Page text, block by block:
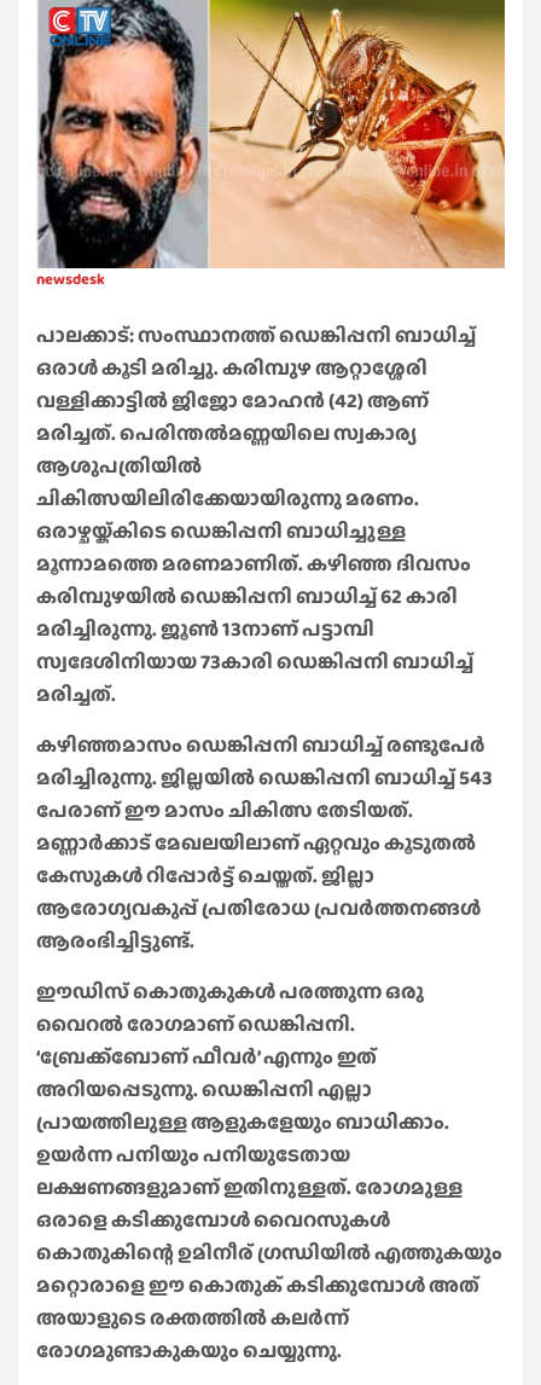
newsdesk
പാലക്കാട്: സംസ്ഥാനത്ത് ഡെങ്കിപ്പനി ബാധിച്ച്
ഒരാള്‍ കൂടി മരിച്ചു. കരിമ്പുഴ ആറ്റാശ്ശേരി
വള്ളിക്കാട്ടില്‍ ജിജോ മോഹന്‍ (42) ആണ്
മരിച്ചത്. പെരിന്തല്‍മണ്ണയിലെ സ്വകാര്യ
ആശുപത്രിയില്‍
ചികിത്സയിലിരിക്കേയായിരുന്നു മരണം.
ഒരാഴ്ചയ്ക്കിടെ ഡെങ്കിപ്പനി ബാധിച്ചുള്ള
മൂന്നാമത്തെ മരണമാണിത്. കഴിഞ്ഞ ദിവസം
കരിമ്പുഴയില്‍ ഡെങ്കിപ്പനി ബാധിച്ച് 62 കാരി
മരിച്ചിരുന്നു. ജൂണ്‍ 13നാണ് പട്ടാമ്പി
സ്വദേശിനിയായ 73കാരി ഡെങ്കിപ്പനി ബാധിച്ച്
മരിച്ചത്.
കഴിഞ്ഞമാസം ഡെങ്കിപ്പനി ബാധിച്ച് രണ്ടുപേര്‍
മരിച്ചിരുന്നു. ജില്ലയില്‍ ഡെങ്കിപ്പനി ബാധിച്ച് 543
പേരാണ് ഈ മാസം ചികിത്സ തേടിയത്.
മണ്ണാര്‍ക്കാട് മേഖലയിലാണ് ഏറ്റവും കൂടുതല്‍
കേസുകള്‍ റിപ്പോര്‍ട്ട് ചെയ്തത്. ജില്ലാ
ആരോഗ്യവകുപ്പ് പ്രതിരോധ പ്രവര്‍ത്തനങ്ങള്‍
ആരംഭിച്ചിട്ടുണ്ട്.
ഈഡിസ് കൊതുകുകൾ പരത്തുന്ന ഒരു
വൈറൽ രോഗമാണ് ഡെങ്കിപ്പനി.
‘ബ്രേക്ക്ബോണ് ഫീവർ’ എന്നും ഇത്
അറിയപ്പെടുന്നു. ഡെങ്കിപ്പനി എല്ലാ
പ്രായത്തിലുള്ള ആളുകളേയും ബാധിക്കാം.
ഉയർന്ന പനിയും പനിയുടേതായ
ലക്ഷണങ്ങളുമാണ് ഇതിനുള്ളത്. രോഗമുള്ള
ഒരാളെ കടിക്കുമ്പോൾ വൈറസുകൾ
കൊതുകിന്റെ ഉമിനീര് ഗ്രന്ധിയിൽ എത്തുകയും
മറ്റൊരാളെ ഈ കൊതുക് കടിക്കുമ്പോൾ അത്
അയാളുടെ രക്തത്തിൽ കലർന്ന്
രോഗമുണ്ടാകുകയും ചെയ്യുന്നു.